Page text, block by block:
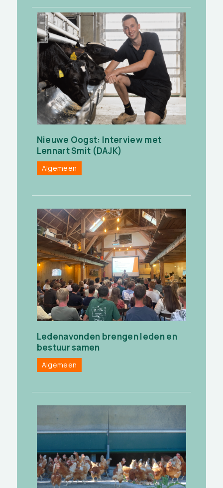
Nieuwe Oogst: Interview met
Lennart Smit (DAJK)
Algemeen
Ledenavonden brengen leden en
bestuur samen
Algemeen